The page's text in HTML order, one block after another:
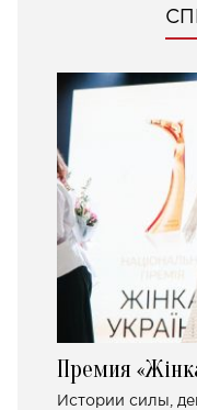
Премия
Истории силы,